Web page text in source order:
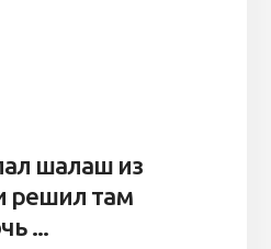
шалаш из
решил там
...